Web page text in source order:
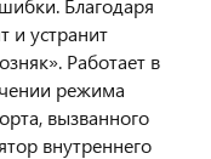
Благодаря
и устранит
Работает в
режима
вызванного
внутреннего